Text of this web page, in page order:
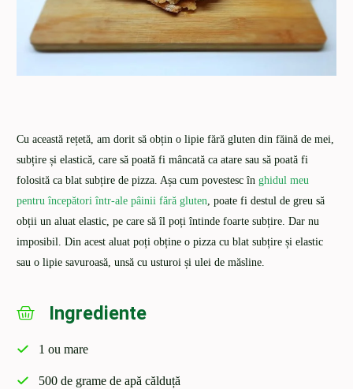
Cu această rețetă, am dorit să obțin o lipie fără gluten din făină de mei,
subțire și elastică, care să poată fi mâncată ca atare sau să poată fi
folosită ca blat subțire de pizza. Așa cum povestesc înghidul meu
pentru începători într-ale pâinii fără gluten, poate fi destul de greu să
obții un aluat elastic, pe care să îl poți întinde foarte subțire. Dar nu
imposibil. Din acest aluat poți obține o pizza cu blat subțire și elastic
sau o lipie savuroasă, unsă cu usturoi și ulei de măsline.
Ingrediente
1 ou mare
500 de grame de apă călduță